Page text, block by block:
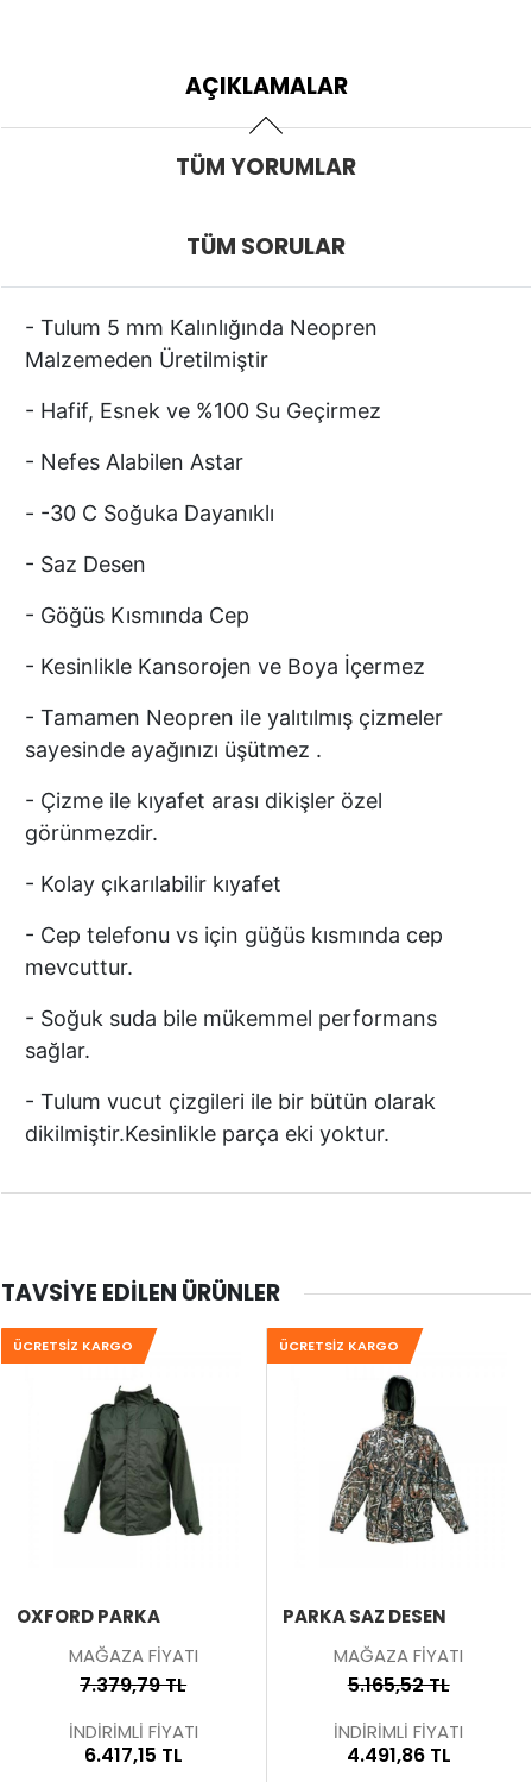
AÇIKLAMALAR
TÜM YORUMLAR
TÜM SORULAR
- Tulum 5 mm Kalınlığında Neopren
Malzemeden Üretilmiştir
- Hafif, Esnek ve %100 Su Geçirmez
- Nefes Alabilen Astar
- -30 C Soğuka Dayanıklı
- Saz Desen
- Göğüs Kısmında Cep
- Kesinlikle Kansorojen ve Boya İçermez
- Tamamen Neopren ile yalıtılmış çizmeler
sayesinde ayağınızı üşütmez .
- Çizme ile kıyafet arası dikişler özel
görünmezdir.
- Kolay çıkarılabilir kıyafet
- Cep telefonu vs için güğüs kısmında cep
mevcuttur.
- Soğuk suda bile mükemmel performans
sağlar.
- Tulum vucut çizgileri ile bir bütün olarak
dikilmiştir.Kesinlikle parça eki yoktur.
TAVSIYE EDILEN ÜRÜNLER
ÜCRETSIZ KARGO
OXFORD PARKA
MAĞAZA FİYATI
7.379,79 TL
İNDİRİMLİ FİYATI
6.417,15 TL
ÜCRETSIZ KARGO
PARKA SAZ DESEN
MAĞAZA FİYATI
5.165,52 TL
İNDİRİMLİ FİYATI
4.491,86 TL